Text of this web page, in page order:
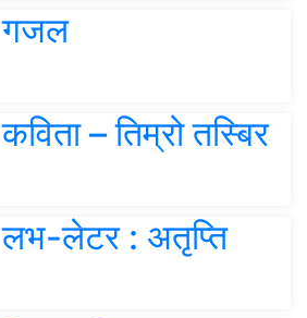
गजल
कविता – तिम्रो तस्बिर
लभ-लेटर : अतृप्ति